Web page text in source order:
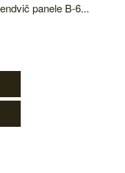
panele B-6...